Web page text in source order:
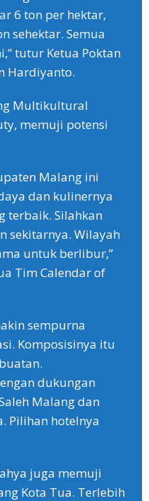
6 ton per hektar,
sehektar. Semua
tutur Ketua Poktan
Hardiyanto.
Multikultural
memuji potensi
Malang ini
dan kulinernya
terbaik. Silahkan
sekitarnya. Wilayah
untuk berlibur,”
Tim Calendar of
sempurna
Komposisinya itu
dukungan
Malang dan
Pilihan hotelnya
juga memuji
Kota Tua. Terlebih